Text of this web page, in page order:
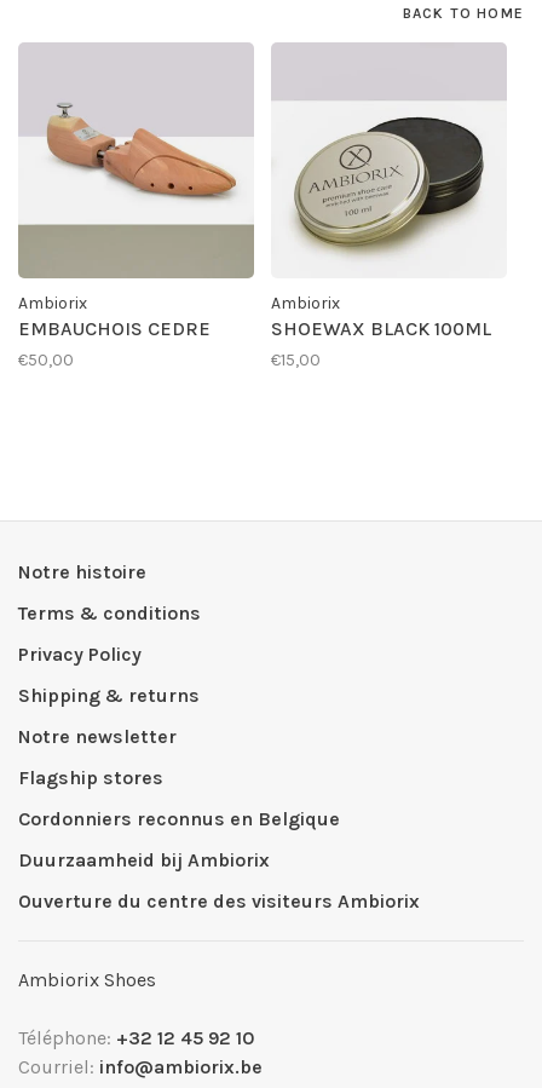
BACK TO HOME
Ambiorix
EMBAUCHOIS CEDRE
€50,00
Ambiorix
SHOEWAX BLACK 100ML
€15,00
Notre histoire
Terms & conditions
Privacy Policy
Shipping & returns
Notre newsletter
Flagship stores
Cordonniers reconnus en Belgique
Duurzaamheid bij Ambiorix
Ouverture du centre des visiteurs Ambiorix
Ambiorix Shoes
Téléphone: +32 12 45 92 10
Courriel: info@ambiorix.be